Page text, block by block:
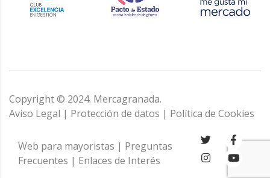
Copyright © 2024. Mercagranada.
Aviso Legal | Protección de datos | Política de Cookies
Web para mayoristas | Preguntas
Frecuentes | Enlaces de Interés